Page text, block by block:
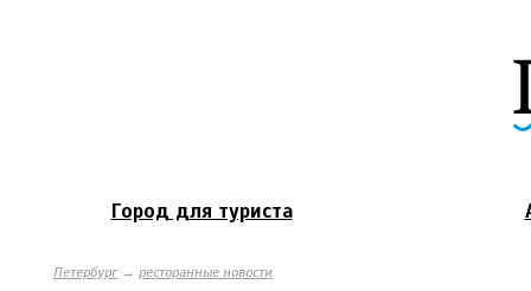
Город для туриста
Петербург→ ресторанные новости